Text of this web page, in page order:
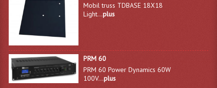
Changeurs De Couleurs
Lasers (Effets Volumetriques)
Mobil truss TDBASE 18X18
Light...plus
PRM 60
PRM 60 Power Dynamics 60W
100V...plus